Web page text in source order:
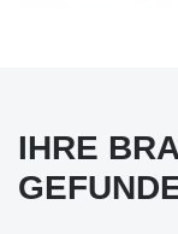
IHRE